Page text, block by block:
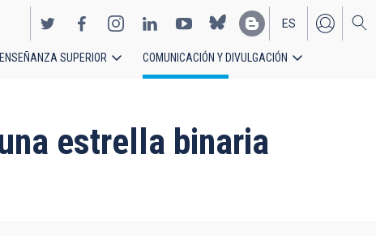
EN
ES
ENSEÑANZA SUPERIOR COMUNICACIÓN Y DIVULGACIÓN
estrella binaria